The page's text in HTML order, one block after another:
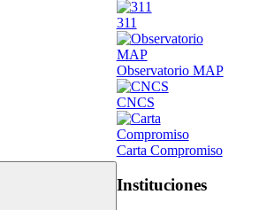
311
Observatorio MAP
CNCS
Carta Compromiso
Instituciones